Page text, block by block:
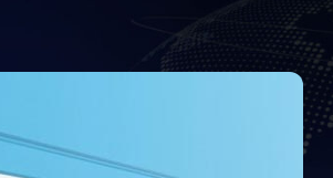
allá de los retos
el 11 mayo, 2020